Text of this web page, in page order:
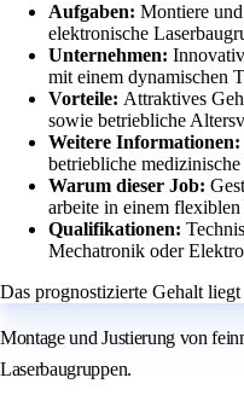
Aufgaben: Montiere
elektronische
Unternehmen:
mit einem dynamischen
Vorteile: Attraktives
sowie betriebliche
Weitere Informationen:
betriebliche
Warum dieser Job:
arbeite in einem flexiblen
Qualifikationen:
Mechatronik oder
Das prognostizierte Gehalt
Montage und Justierung von
Laserbaugruppen.